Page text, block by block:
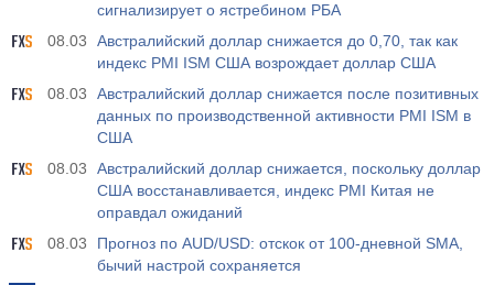
сигнализирует о ястребином РБА
08.03
Австралийский доллар снижается до 0,70, так как
индекс PMI ISM США возрождает доллар США
08.03
Австралийский доллар снижается после позитивных
данных по производственной активности PMI ISM в
США
08.03
Австралийский доллар снижается, поскольку доллар
США восстанавливается, индекс PMI Китая не
оправдал ожиданий
08.03
Прогноз по AUD/USD: отскок от 100-дневной SMA,
бычий настрой сохраняется